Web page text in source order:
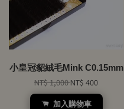
小皇冠貂絨毛Mink C0.15mm
NT$ 1,000NT$ 400
加入購物車